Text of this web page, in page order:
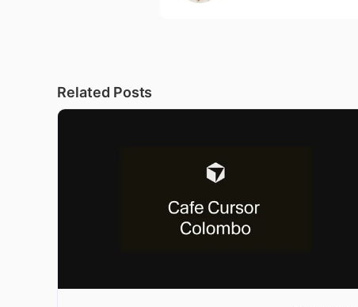
Related Posts